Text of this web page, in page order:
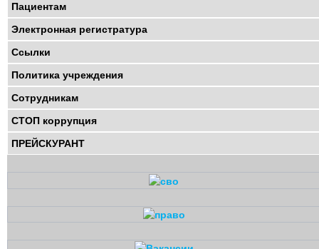
Пациентам
Электронная регистратура
Ссылки
Политика учреждения
Сотрудникам
СТОП коррупция
ПРЕЙСКУРАНТ